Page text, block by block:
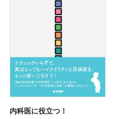
内科医に役立つ！